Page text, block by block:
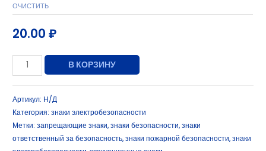
ОЧИСТИТЬ
20.00₽
В КОРЗИНУ
Артикул: Н/Д
Категория:знаки электробезопасности
Метки:запрещающие знаки,знаки безопасности,знаки
ответственный за безопасность,знаки пожарной безопасности,знаки